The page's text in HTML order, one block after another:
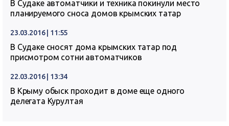
В Судаке автоматчики и техника покинули место
планируемого сноса домов крымских татар
23.03.2016 | 11:55
В Судаке сносят дома крымских татар под
присмотром сотни автоматчиков
22.03.2016 | 13:34
В Крыму обыск проходит в доме еще одного
делегата Курултая